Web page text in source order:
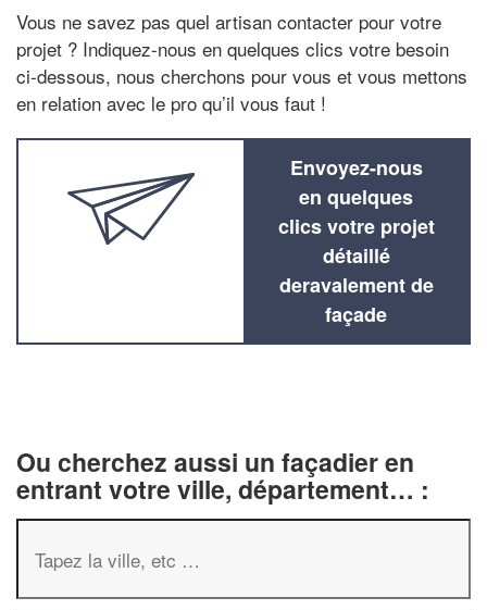
Vous ne savez pas quel artisan contacter pour votre
projet ? Indiquez-nous en quelques clics votre besoin
ci-dessous, nous cherchons pour vous et vous mettons
en relation avec le pro qu’il vous faut !
Envoyez-nous
en quelques
clics votre projet
détaillé
deravalement de
façade
Ou cherchez aussi un façadier en
entrant votre ville, département… :